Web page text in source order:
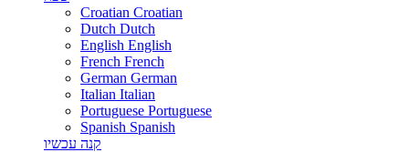
Croatian Croatian
Dutch Dutch
English English
French French
German German
Italian Italian
Portuguese Portuguese
Spanish Spanish
קנה עכשיו